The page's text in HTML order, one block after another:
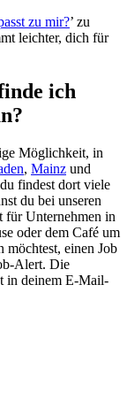
zu mir?’ zu
leichter, dich für
ich
Möglichkeit, in
, Mainz und
findest dort viele
du bei unseren
für Unternehmen in
oder dem Café um
möchtest, einen Job
Alert. Die
in deinem E-Mail-